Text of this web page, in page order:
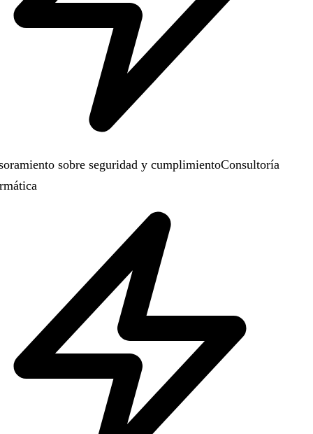
sobre seguridad y cumplimientoConsultoría